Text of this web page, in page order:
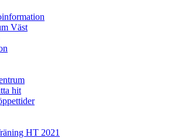
Väst
hit
HT 2021